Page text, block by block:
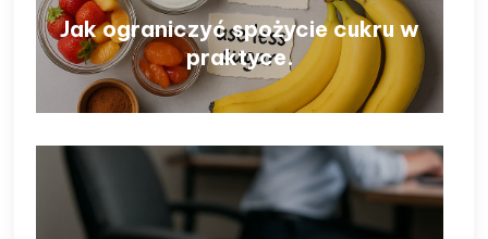
Jak ograniczyć spożycie cukru w
praktyce.